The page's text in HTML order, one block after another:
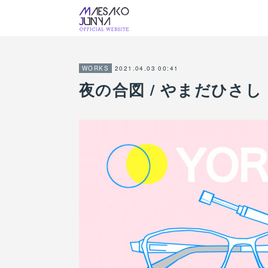
WORKS 2021.04.03 00:41
夜の合図 / やまだひさし